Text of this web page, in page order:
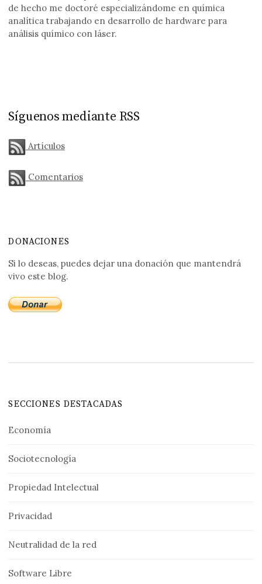
de hecho me doctoré especializándome en química
analítica trabajando en desarrollo de hardware para
análisis químico con láser.
Síguenos mediante RSS
Artículos
Comentarios
DONACIONES
Si lo deseas, puedes dejar una donación que mantendrá
vivo este blog.
SECCIONES DESTACADAS
Economía
Sociotecnología
Propiedad Intelectual
Privacidad
Neutralidad de la red
Software Libre